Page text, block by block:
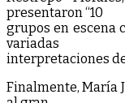
presentaron “10
grupos en escena
variadas
interpretaciones
Finalmente, María